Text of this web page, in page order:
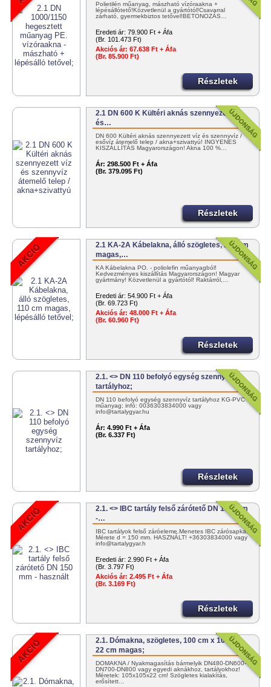
Polietilén műanyag, mászható vízóraakna +
lépésállótető!Közvetlenül a gyártótól!Csavarral
zárható, gyermekbiztos tetővel!BETONOZÁS…
Eredeti ár: 79.900 Ft + Áfa
(Br. 101.473 Ft)
Akciós ár: 67.638 Ft + Áfa
(Br. 85.900 Ft)
Részletek
2.1 DN 600 K Kültéri aknás szennyezett víz
és…
DN 600 Kültéri aknás szennyezett víz és szennyvíz /
esővíz átemelő telep / akna+szivattyú! INGYENES
KISZÁLLÍTÁS Magyarországon! Akna 100 %…
Ár: 298.500 Ft + Áfa
(Br. 379.095 Ft)
Részletek
2.1 KA-2A Kábelakna, álló szögletes, 110 cm
magas,…
KA Kábelakna PO. - poliolefin műanyagból!
Kedvezményes kiszállítás Magyarországon! Magyar
gyártmány! Közvetlenül a gyártótól! Raktárról,…
Eredeti ár: 54.900 Ft + Áfa
(Br. 69.723 Ft)
Akciós ár: 48.000 Ft + Áfa
(Br. 60.960 Ft)
Részletek
2.1. <> DN 110 befolyó egység szennyvíz
tartályhoz;
DN 110 befolyó egység szennyvíz tartályhoz KG-PVC
műanyag; infó: 0036303834000 vagy
info@tartalygyar.hu
Ár: 4.990 Ft + Áfa
(Br. 6.337 Ft)
Részletek
2.1. <> IBC tartály felső zárótető DN 150 mm
-…
IBC tartályok felső záróeleme.Menetes IBC zárósapka.
Mérete d = 150 mm. HASZNÁLT! +36303834000 vagy
info@tartalygyar.h
Eredeti ár: 2.990 Ft + Áfa
(Br. 3.797 Ft)
Akciós ár: 2.495 Ft + Áfa
(Br. 3.169 Ft)
Részletek
2.1. Dómakna, szögletes, 100 cm x 100 cm,
22 cm magas;
DÓMAKNA / Nyakmagasítás bármelyik DN480-DN600-
DN700-DN800 vagy egyedi aknákhoz, tartályokhoz!
Méretek: 105x105x22 cm! Szögletes kialakítás,
erősített…